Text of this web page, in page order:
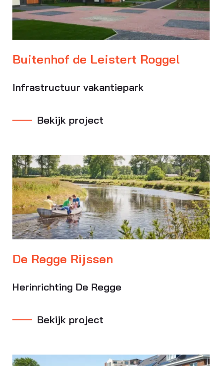
Buitenhof de Leistert Roggel
Infrastructuur vakantiepark
Bekijk project
De Regge Rijssen
Herinrichting De Regge
Bekijk project